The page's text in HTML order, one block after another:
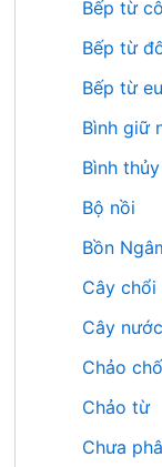
Bếp từ
Bếp từ
Bếp từ
Bình giữ
Bình
Bộ nồi
Bồn
Cây chổi
Cây
Chảo
Chảo từ
Chưa